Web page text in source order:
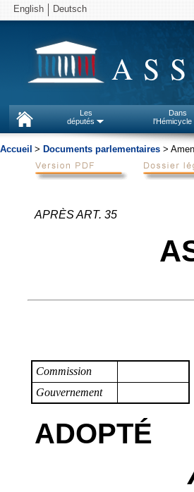
English Deutsch
Les
députés
Dans
l'Hémicycle
Accueil > Documents parlementaires >
APRÈS ART. 35
Commission
Gouvernement
ADOPTÉ